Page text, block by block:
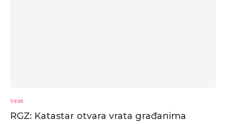
Vesti
RGZ: Katastar otvara vrata građanima